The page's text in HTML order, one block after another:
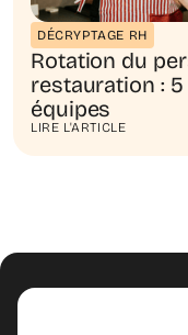
DÉCRYPTAGE RH
Rotation du
restauration :
équipes
LIRE L'ARTICLE